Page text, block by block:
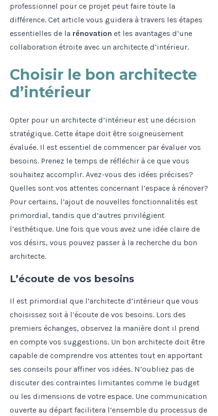
professionnel pour ce projet peut faire toute la
différence. Cet article vous guidera à travers les étapes
essentielles de la rénovation et les avantages d’une
collaboration étroite avec un architecte d’intérieur.
Choisir le bon architecte
d’intérieur
Opter pour un architecte d’intérieur est une décision
stratégique. Cette étape doit être soigneusement
évaluée. Il est essentiel de commencer par évaluer vos
besoins. Prenez le temps de réfléchir à ce que vous
souhaitez accomplir. Avez-vous des idées précises?
Quelles sont vos attentes concernant l’espace à rénover?
Pour certains, l’ajout de nouvelles fonctionnalités est
primordial, tandis que d’autres privilégient
l’esthétique. Une fois que vous avez une idée claire de
vos désirs, vous pouvez passer à la recherche du bon
architecte.
L’écoute de vos besoins
Il est primordial que l’architecte d’intérieur que vous
choisissez soit à l’écoute de vos besoins. Lors des
premiers échanges, observez la manière dont il prend
en compte vos suggestions. Un bon architecte doit être
capable de comprendre vos attentes tout en apportant
ses conseils pour affiner vos idées. N’oubliez pas de
discuter des contraintes limitantes comme le budget
ou les dimensions de votre espace. Une communication
ouverte au départ facilitera l’ensemble du processus de